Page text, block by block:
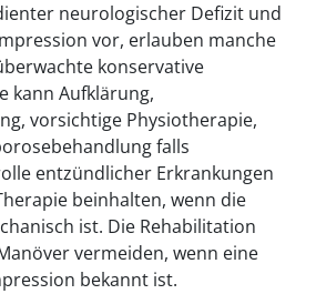
neurologischer Defizit und
vor, erlauben manche
konservative
kann Aufklärung,
vorsichtige Physiotherapie,
falls
entzündlicher Erkrankungen
beinhalten, wenn die
ist. Die Rehabilitation
vermeiden, wenn eine
bekannt ist.